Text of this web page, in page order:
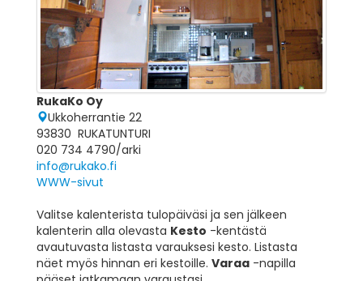
RukaKo Oy
Ukkoherrantie 22
93830 RUKATUNTURI
020 734 4790/arki
info@rukako.fi
WWW-sivut
Valitse kalenterista tulopäiväsi ja sen jälkeen
kalenterin alla olevasta Kesto -kentästä
avautuvasta listasta varauksesi kesto. Listasta
näet myös hinnan eri kestoille. Varaa -napilla